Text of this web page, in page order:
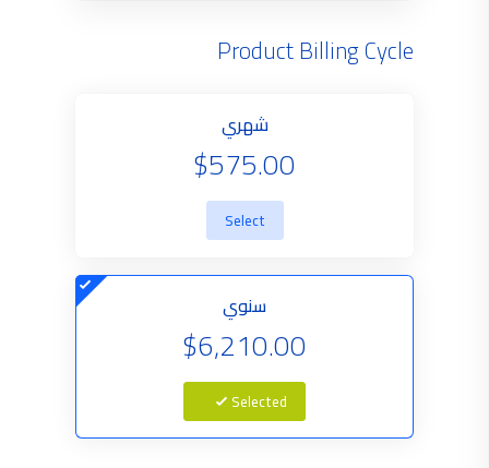
Product Billing Cycle
شهري
$575.00
Select
سنوي
$6,210.00
Selected